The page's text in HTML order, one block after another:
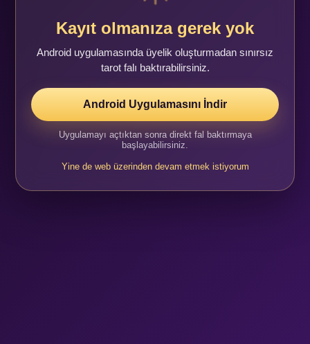
Kayıt olmanıza gerek yok
Android uygulamasında üyelik oluşturmadan sınırsız
tarot falı baktırabilirsiniz.
Android Uygulamasını İndir
Uygulamayı açtıktan sonra direkt fal baktırmaya
başlayabilirsiniz.
Yine de web üzerinden devam etmek istiyorum